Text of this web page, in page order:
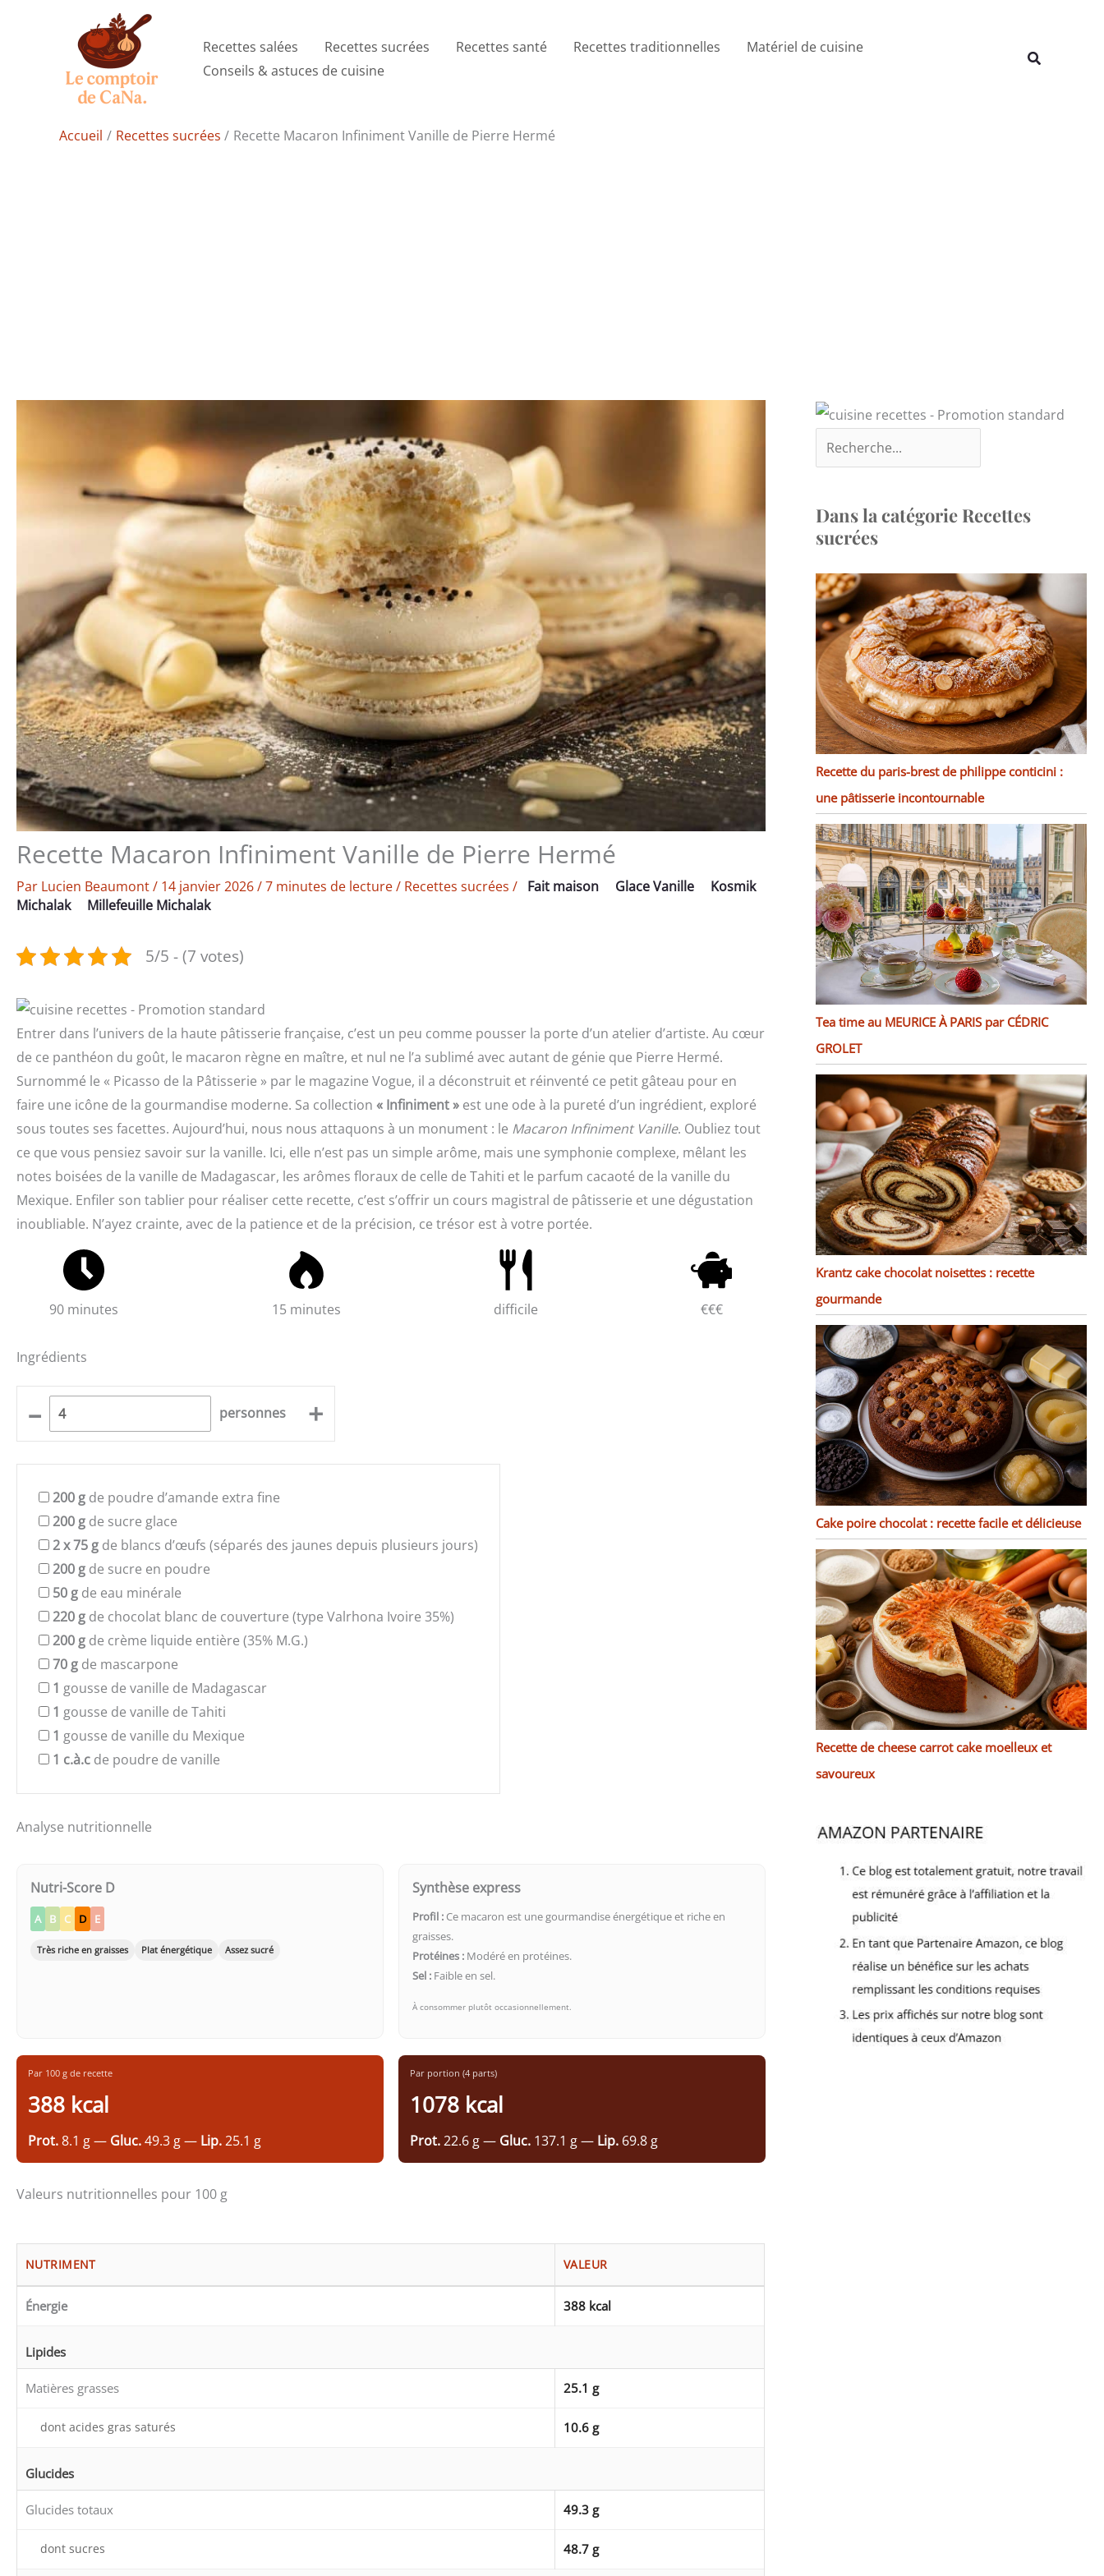
Recettes salées Recettes sucrées Recettes santé Recettes traditionnelles
Matériel de cuisine
Conseils & astuces de cuisine
Rechercher
Accueil Recettes sucrées Recette Macaron Infiniment Vanille de Pierre Hermé
Recette Macaron Infiniment Vanille de Pierre Hermé
Par Lucien Beaumont/ 14 janvier 2026/7 minutes de lecture/ Recettes sucrées / Fait maison Glace Vanille
Kosmik
Michalak
Millefeuille Michalak
5/5 - (7 votes)
Entrer dans l’univers de la haute pâtisserie française, c’est un peu comme pousser la porte d’un atelier d’artiste. Au cœur
de ce panthéon du goût, le macaron règne en maître, et nul ne l’a sublimé avec autant de génie que Pierre Hermé.
Surnommé le « Picasso de la Pâtisserie » par le magazine Vogue, il a déconstruit et réinventé ce petit gâteau pour en
faire une icône de la gourmandise moderne. Sa collection « Infiniment » est une ode à la pureté d’un ingrédient, exploré
sous toutes ses facettes. Aujourd’hui, nous nous attaquons à un monument : le Macaron Infiniment Vanille. Oubliez tout
ce que vous pensiez savoir sur la vanille. Ici, elle n’est pas un simple arôme, mais une symphonie complexe, mêlant les
notes boisées de la vanille de Madagascar, les arômes floraux de celle de Tahiti et le parfum cacaoté de la vanille du
Mexique. Enfiler son tablier pour réaliser cette recette, c’est s’offrir un cours magistral de pâtisserie et une dégustation
inoubliable. N’ayez crainte, avec de la patience et de la précision, ce trésor est à votre portée.
90 minutes 15 minutes difficile €€€
Ingrédients
– personnes +
200 g de poudre d’amande extra fine
200 g de sucre glace
2 x 75 g de blancs d’œufs (séparés des jaunes depuis plusieurs jours)
200 g de sucre en poudre
50 g de eau minérale
220 g de chocolat blanc de couverture (type Valrhona Ivoire 35%)
200 g de crème liquide entière (35% M.G.)
70 g de mascarpone
1 gousse de vanille de Madagascar
1 gousse de vanille de Tahiti
1 gousse de vanille du Mexique
1 c.à.c de poudre de vanille
Analyse nutritionnelle
Nutri-Score D
A B C D E
Très riche en graisses Plat énergétique Assez sucré
Synthèse express
Profil : Ce macaron est une gourmandise énergétique et riche en
graisses.
Protéines : Modéré en protéines.
Sel : Faible en sel.
À consommer plutôt occasionnellement.
Par 100 g de recette
388 kcal
Prot.8.1 g — Gluc.49.3 g — Lip.25.1 g
Par portion (4 parts)
1078 kcal
Prot.22.6 g — Gluc. 137.1 g — Lip. 69.8 g
Valeurs nutritionnelles pour 100 g
NUTRIMENT VALEUR
Énergie 388 kcal
Lipides
Matières grasses 25.1 g
dont acides gras saturés 10.6 g
Glucides
Glucides totaux 49.3 g
dont sucres 48.7 g
Dans la catégorie Recettes
sucrées
Recette du paris-brest de philippe conticini :
une pâtisserie incontournable
Tea time au MEURICE À PARIS par CÉDRIC
GROLET
Krantz cake chocolat noisettes : recette
gourmande
Cake poire chocolat : recette facile et délicieuse
Recette de cheese carrot cake moelleux et
savoureux